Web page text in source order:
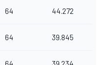
64 44.272
64 39.845